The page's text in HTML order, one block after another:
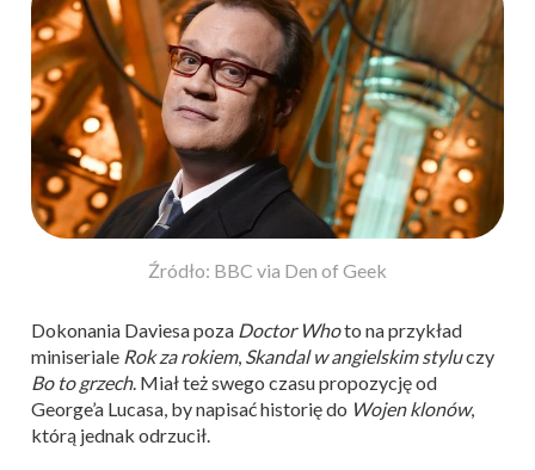
Źródło: BBC via Den of Geek
Dokonania Daviesa poza Doctor Whoto na przykład
miniseriale Rok za rokiem, Skandal w angielskim styluczy
Bo to grzech. Miał też swego czasu propozycję od
George’a Lucasa, by napisać historię do Wojen klonów,
którą jednak odrzucił.